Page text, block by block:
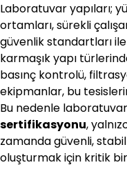
Laboratuvar yapıları;
ortamları, sürekli
güvenlik standartları
karmaşık yapı
basınç kontrolü,
ekipmanlar, bu
Bu nedenle
sertifikasyonu,
zamanda güvenli,
oluşturmak için kritik